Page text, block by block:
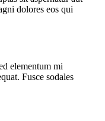
dolores eos qui
elementum mi
Fusce sodales